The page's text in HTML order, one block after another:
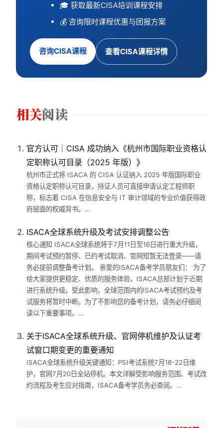
🎓 获取最新CISA培训课程安排
💰 咨询限时课程优惠与团报方案
咨询CISA课程 查看CISA课程详情
官方认可｜CISA 成功纳入《杭州市国际职业资格认
定职称认可目录（2025 年版）》
杭州市正式将 ISACA 的 CISA 认证纳入 2025 年版国际职业
资格认定职称认可目录，持证人员可直接申请认定工程师职
称，标志着 CISA 在信息安全与 IT 审计领域的专业价值获得政
府层面的权威背书。...
ISACA全球系统升级及考试安排调整公告
核心通知 ISACA全球系统将于7月11日至16日进行重大升级，
期间考试预约暂停、已约考试取消、官网短暂无法登录——请
务必提前调整备考计划。 亲爱的ISACA备考学员朋友们： 为了
给大家提供更稳定、优质的服务体验，ISACA总部计划于近期
进行系统升级。受此影响，全球范围内的ISACA考试预约及考
试服务将暂时中断。为了不影响您的备考计划，请务必仔细阅
读以下重要事项。...
关于ISACA全球系统升级、官网停机维护及认证考
试窗口期变更的重要通知
ISACA全球系统升级关键通知：PSI考试系统7月18-22日维
护，官网7月20日全站停机。本文详解受影响服务范围、考试改
约流程及考生应对指南，ISACA备考学员务必查阅。...